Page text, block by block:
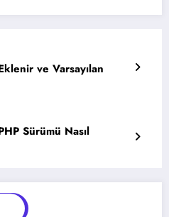
ve Varsayılan
Sürümü Nasıl